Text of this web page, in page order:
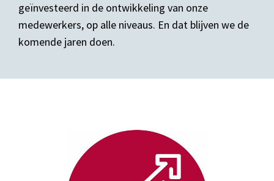
geïnvesteerd in de ontwikkeling van onze
medewerkers, op alle niveaus. En dat blijven we de
komende jaren doen.